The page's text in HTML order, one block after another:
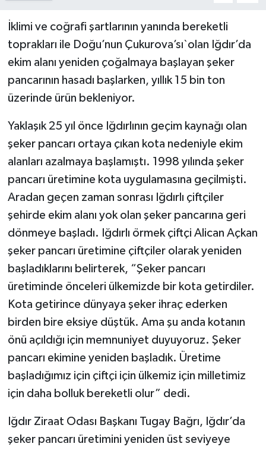
İklimi ve coğrafi şartlarının yanında bereketli
toprakları ile Doğu’nun Çukurova’sı`olan Iğdır’da
ekim alanı yeniden çoğalmaya başlayan şeker
pancarının hasadı başlarken, yıllık 15 bin ton
üzerinde ürün bekleniyor.
Yaklaşık 25 yıl önce Iğdırlının geçim kaynağı olan
şeker pancarı ortaya çıkan kota nedeniyle ekim
alanları azalmaya başlamıştı. 1998 yılında şeker
pancarı üretimine kota uygulamasına geçilmişti.
Aradan geçen zaman sonrası Iğdırlı çiftçiler
şehirde ekim alanı yok olan şeker pancarına geri
dönmeye başladı. Iğdırlı örmek çiftçi Alican Açkan
şeker pancarı üretimine çiftçiler olarak yeniden
başladıklarını belirterek, “Şeker pancarı
üretiminde önceleri ülkemizde bir kota getirdiler.
Kota getirince dünyaya şeker ihraç ederken
birden bire eksiye düştük. Ama şu anda kotanın
önü açıldığı için memnuniyet duyuyoruz. Şeker
pancarı ekimine yeniden başladık. Üretime
başladığımız için çiftçi için ülkemiz için milletimiz
için daha bolluk bereketli olur” dedi.
Iğdır Ziraat Odası Başkanı Tugay Bağrı, Iğdır’da
şeker pancarı üretimini yeniden üst seviyeye